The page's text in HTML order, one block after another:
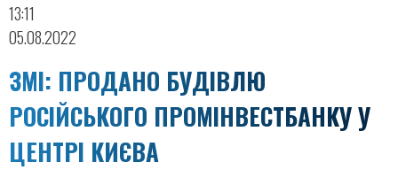
13:11
05.08.2022
ЗМІ: ПРОДАНО БУДІВЛЮ
РОСІЙСЬКОГО ПРОМІНВЕСТБАНКУ У
ЦЕНТРІ КИЄВА